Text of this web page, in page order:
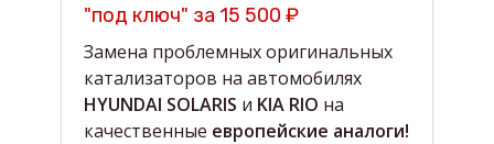
"под ключ" за 15 500 ₽
Замена проблемных оригинальных
катализаторов на автомобилях
HYUNDAI SOLARIS и KIA RIO на
качественные европейские аналоги!